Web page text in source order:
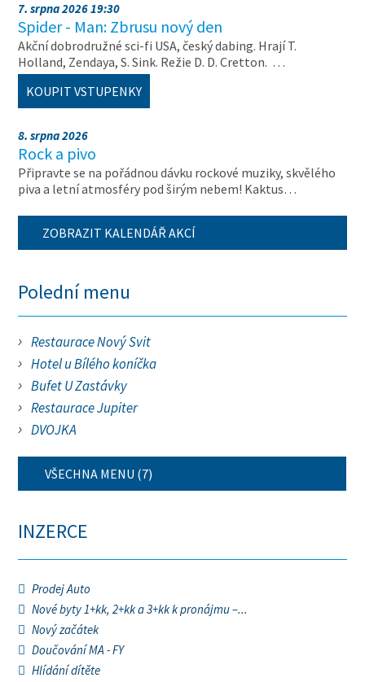
7. srpna 2026 19:30
Spider - Man: Zbrusu nový den
Akční dobrodružné sci-fi USA, český dabing. Hrají T.
Holland, Zendaya, S. Sink. Režie D. D. Cretton. …
KOUPIT VSTUPENKY
8. srpna 2026
Rock a pivo
Připravte se na pořádnou dávku rockové muziky, skvělého
piva a letní atmosféry pod širým nebem! Kaktus…
ZOBRAZIT KALENDÁŘ AKCÍ
Polední menu
Restaurace Nový Svit
Hotel u Bílého koníčka
Bufet U Zastávky
Restaurace Jupiter
DVOJKA
VŠECHNA MENU (7)
INZERCE
Prodej Auto
Nové byty 1+kk, 2+kk a 3+kk k pronájmu –...
Nový začátek
Doučování MA - FY
Hlídání dítěte